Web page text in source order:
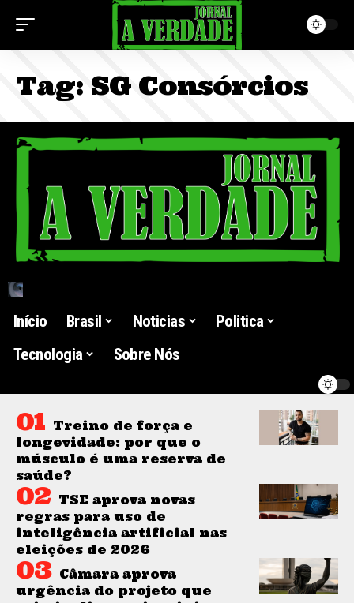
Tag: SG Consórcios
Início Brasil Noticias
Politica
Tecnologia
Sobre Nós
Treino de força e
longevidade: por que o
músculo é uma reserva de
saúde?
TSE aprova novas
regras para uso de
inteligência artificial nas
eleições de 2026
Câmara aprova
urgência do projeto que